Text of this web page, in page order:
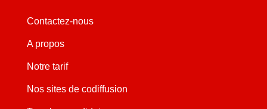
Contactez-nous
A propos
Notre tarif
Nos sites de codiffusion